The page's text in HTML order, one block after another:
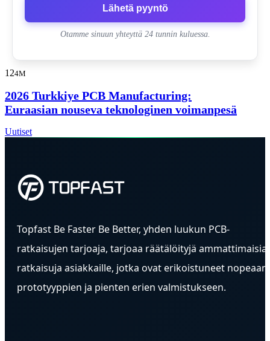
Lähetä pyyntö
Otamme sinuun yhteyttä 24 tunnin kuluessa.
124M
2026 Turkkiye PCB Manufacturing:
Euraasian nouseva teknologinen voimanpesä
Uutiset
Topfast Be Faster Be Better, yhden luukun PCB-
ratkaisujen tarjoaja, tarjoaa räätälöityjä ammattimaisia
ratkaisuja asiakkaille, jotka ovat erikoistuneet nopeaan
prototyyppien ja pienten erien valmistukseen.